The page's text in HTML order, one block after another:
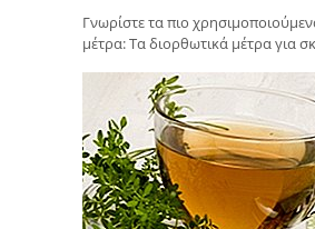
Γνωρίστε τα πιο
μέτρα: Τα διορθωτικά μέτρα για